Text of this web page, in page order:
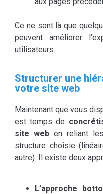
Ce ne sont là que
peuvent améliorer
utilisateurs.
Structurer une
votre site web
Maintenant que vous
est temps de
site web en reliant
structure choisie
autre). Il existe deux
L’approche